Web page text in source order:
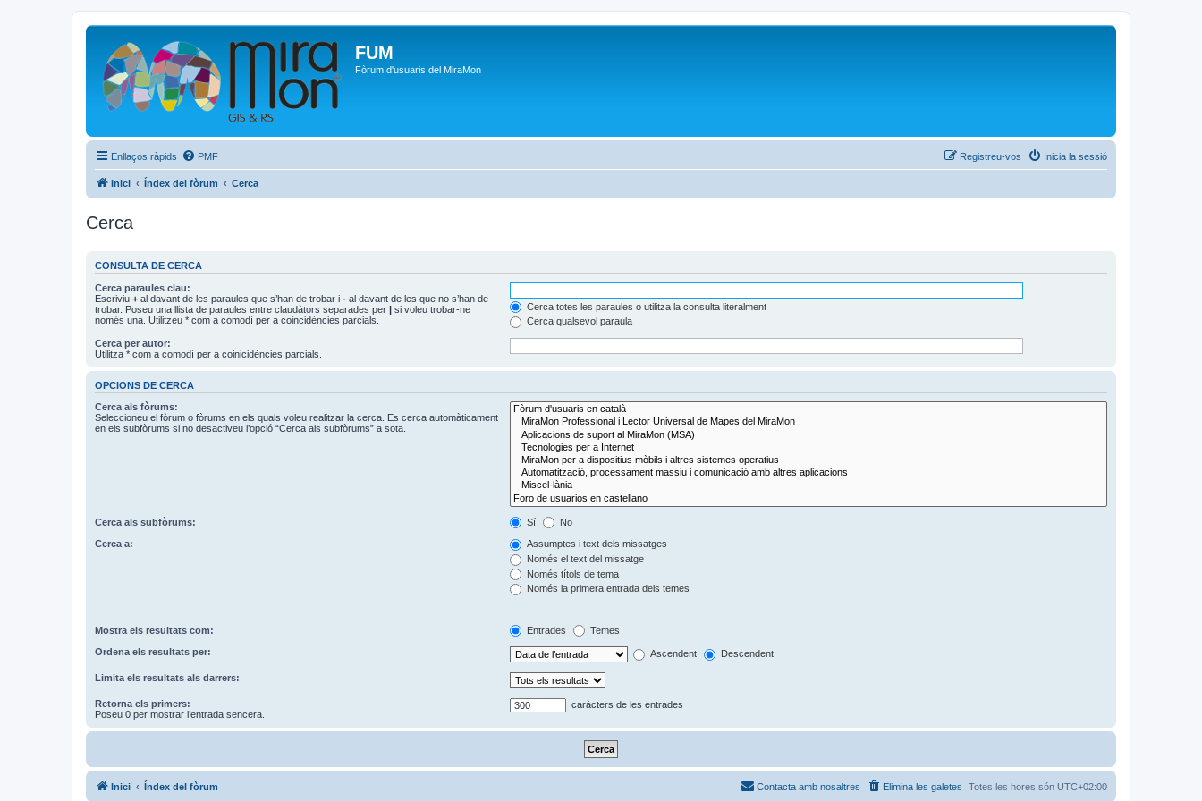
FUM
Fòrum d'usuaris del MiraMon
Enllaços ràpids PMF Inicia la sessió
Registreu-vos
Inici Índex del fòrum Cerca
Cerca
CONSULTA DE CERCA
Cerca paraules clau:
Escriviu + al davant de les paraules que s’han de trobar i - al davant de les que no s’han de
trobar. Poseu una llista de paraules entre claudàtors separades per | si voleu trobar-ne
només una. Utilitzeu * com a comodí per a coincidències parcials.
Cerca totes les paraules o utilitza la consulta literalment
Cerca qualsevol paraula
Cerca per autor:
Utilitza * com a comodí per a coinicidències parcials.
OPCIONS DE CERCA
Cerca als fòrums:
Seleccioneu el fòrum o fòrums en els quals voleu realitzar la cerca. Es cerca automàticament
en els subfòrums si no desactiveu l’opció “Cerca als subfòrums” a sota.
Cerca als subfòrums: Sí No
Cerca a:
Assumptes i text dels missatges
Només el text del missatge
Només títols de tema
Només la primera entrada dels temes
Mostra els resultats com: Entrades Temes
Ordena els resultats per: Ascendent Descendent
Limita els resultats als darrers:
Retorna els primers:
Poseu 0 per mostrar l’entrada sencera.
caràcters de les entrades
Inici Índex del fòrum Totes les hores són UTC+02:00
Elimina les galetes
Contacta amb nosaltres